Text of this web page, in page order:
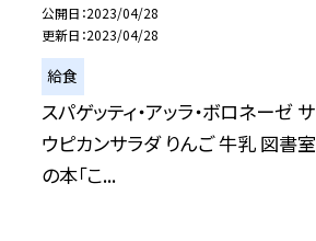
公開日 2023/04/28
更新日 2023/04/28
給食
スパゲッティ・アッラ・ボロネーゼ サ
ウピカンサラダ りんご 牛乳 図書室
の本「こ...